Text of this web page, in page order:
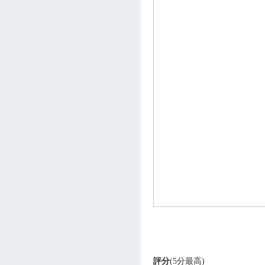
評分(5分最高)